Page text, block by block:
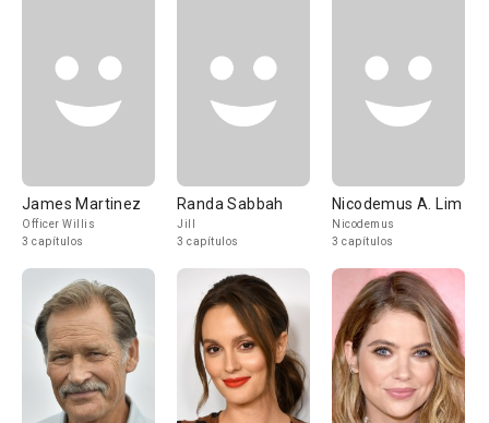
James Martinez
Officer Willis
3 capítulos
Randa Sabbah
Jill
3 capítulos
Nicodemus A. Lim
Nicodemus
3 capítulos